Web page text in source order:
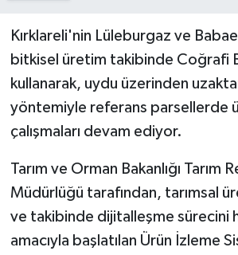
Kırklareli'nin Lüleburgaz ve
bitkisel üretim takibinde Coğrafi
kullanarak, uydu üzerinden
yöntemiyle referans parsellerde
çalışmaları devam ediyor.
Tarım ve Orman Bakanlığı Tarım
Müdürlüğü tarafından, tarımsal
ve takibinde dijitalleşme sürecini
amacıyla başlatılan Ürün İzleme